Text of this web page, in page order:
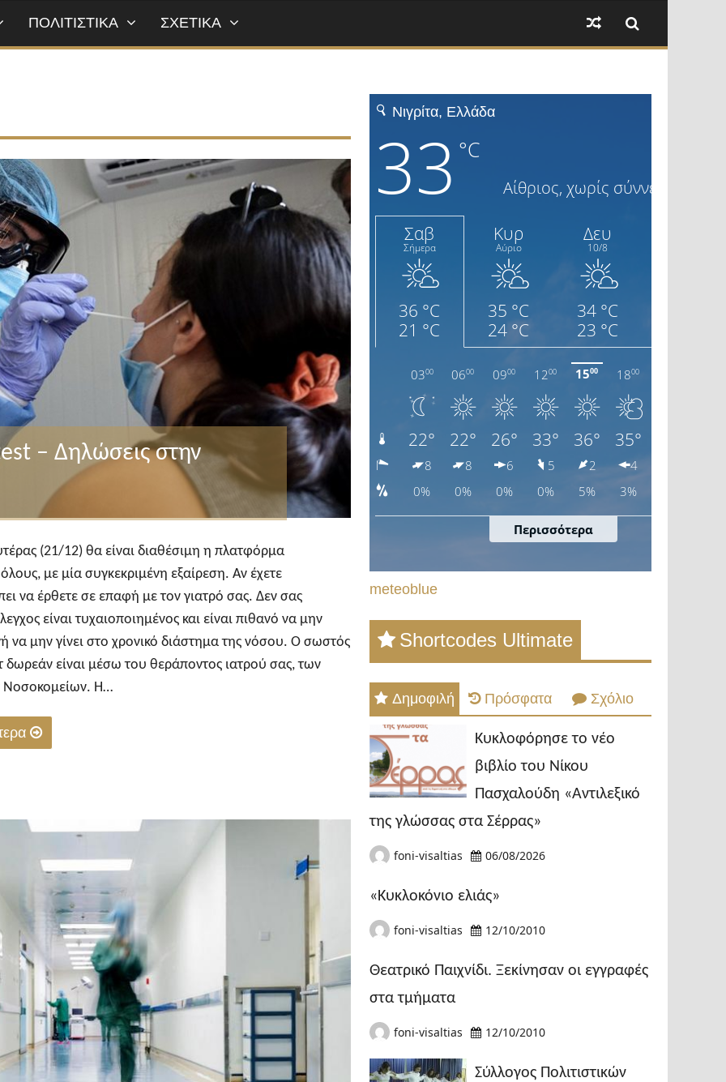
ΠΟΛΙΤΙΣΤΙΚΑ ΣΧΕΤΙΚΑ
– Δηλώσεις στην
(21/12) θα είναι διαθέσιμη η πλατφόρμα
με μία συγκεκριμένη εξαίρεση. Αν έχετε
να έρθετε σε επαφή με τον γιατρό σας. Δεν σας
είναι τυχαιοποιημένος και είναι πιθανό να μην
να μην γίνει στο χρονικό διάστημα της νόσου. Ο σωστός
δωρεάν είναι μέσω του θεράποντος ιατρού σας, των
Νοσοκομείων. Η…
meteoblue
Shortcodes Ultimate
Δημοφιλή Πρόσφατα Σχόλιο
Κυκλοφόρησε το νέο
βιβλίο του Νίκου
Πασχαλούδη «Αντιλεξικό
της γλώσσας στα Σέρρας»
foni-visaltias 06/08/2026
«Κυκλοκόνιο ελιάς»
foni-visaltias 12/10/2010
Θεατρικό Παιχνίδι. Ξεκίνησαν οι εγγραφές
στα τμήματα
foni-visaltias 12/10/2010
Σύλλογος Πολιτιστικών